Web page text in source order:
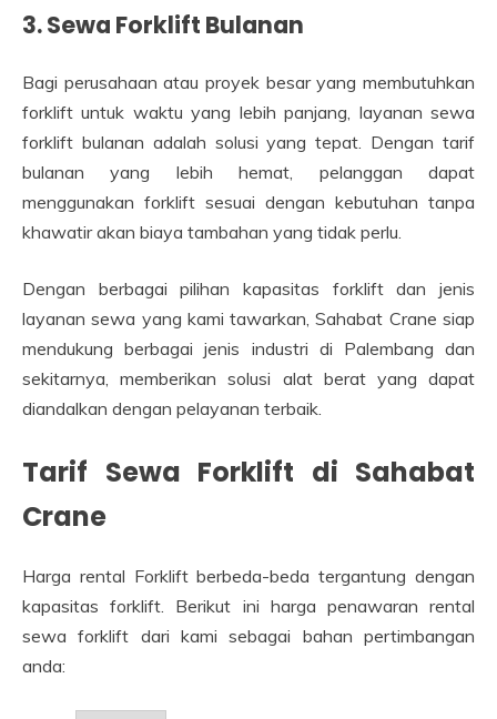
3.Sewa Forklift Bulanan
Bagi perusahaan atau proyek besar yang membutuhkan
forklift untuk waktu yang lebih panjang, layanan sewa
forklift bulanan adalah solusi yang tepat. Dengan tarif
bulanan yang lebih hemat, pelanggan dapat
menggunakan forklift sesuai dengan kebutuhan tanpa
khawatir akan biaya tambahan yang tidak perlu.
Dengan berbagai pilihan kapasitas forklift dan jenis
layanan sewa yang kami tawarkan, Sahabat Crane siap
mendukung berbagai jenis industri di Palembang dan
sekitarnya, memberikan solusi alat berat yang dapat
diandalkan dengan pelayanan terbaik.
Tarif Sewa Forklift di Sahabat
Crane
Harga rental Forklift berbeda-beda tergantung dengan
kapasitas forklift. Berikut ini harga penawaran rental
sewa forklift dari kami sebagai bahan pertimbangan
anda: